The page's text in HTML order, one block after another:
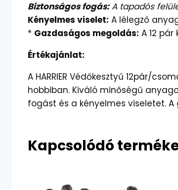
Biztonságos fogás:A tapadós
Kényelmes viselet: A lélegző
* Gazdaságos megoldás: A 12
Értékajánlat:
A HARRIER Védőkesztyű 12pár/
hobbiban. Kiváló minőségű
fogást és a kényelmes viseletet.
Kapcsolódó